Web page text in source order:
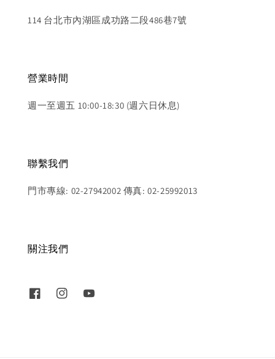
114 台北市內湖區成功路二段486巷7號
營業時間
週一至週五 10:00-18:30 (週六日休息)
聯繫我們
門市專線: 02-27942002 傳真: 02-25992013
關注我們